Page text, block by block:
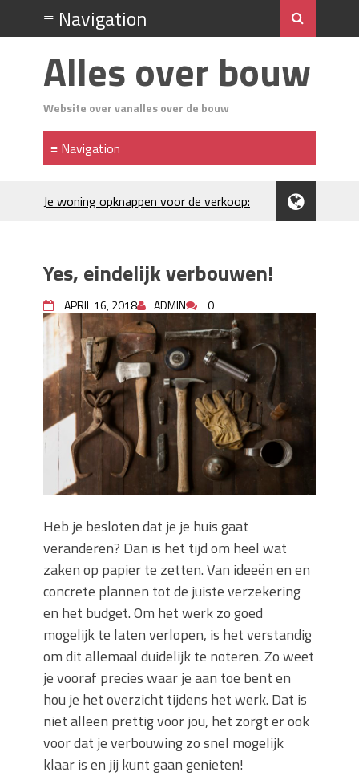
Alles over bouw
Website over vanalles over de bouw
Je woning opknappen voor de verkoop:
evenementen
H₂S in Rotterdamse woonwijken:
metingen, geurneutralisatie en
resultaten
Kunststof erfafscheiding: duurzame
keuze voor iedere tuin
Wat is een sleuvenzaagmachine en
wanneer gebruik je hem?
Wonen in balans en comfort
Wanneer is het slim om een
graafmachine te huren in plaats van te
kopen?
kopen
Verbouwen? Sla je inboedel tijdelijk op!
Waar let je op bij het kiezen van een
dakdekkersbedrijf?
Yes, eindelijk verbouwen!
APRIL 16, 2018 ADMIN 0
Heb je besloten dat je je huis gaat
veranderen? Dan is het tijd om heel wat
zaken op papier te zetten. Van ideeën en en
concrete plannen tot de juiste verzekering
en het budget. Om het werk zo goed
mogelijk te laten verlopen, is het verstandig
om dit allemaal duidelijk te noteren. Zo weet
je vooraf precies waar je aan toe bent en
hou je het overzicht tijdens het werk. Dat is
niet alleen prettig voor jou, het zorgt er ook
voor dat je verbouwing zo snel mogelijk
klaar is en jij kunt gaan genieten!